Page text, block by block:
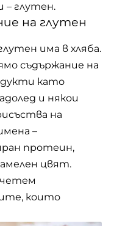
– глутен.
на глутен
има в хляба.
съдържание на
като
и някои
на
–
протеин,
цвят.
четем
които